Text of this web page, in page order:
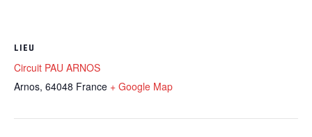
LIEU
Circuit PAU ARNOS
Arnos, 64048 France + Google Map